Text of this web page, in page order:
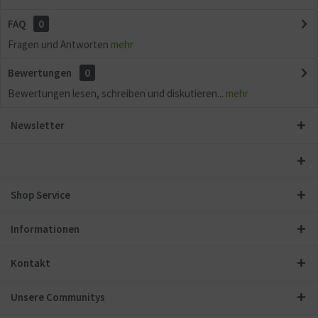
FAQ
0
Fragen und Antworten mehr
Bewertungen
0
Bewertungen lesen, schreiben und diskutieren... mehr
Newsletter
Shop Service
Informationen
Kontakt
Unsere Communitys